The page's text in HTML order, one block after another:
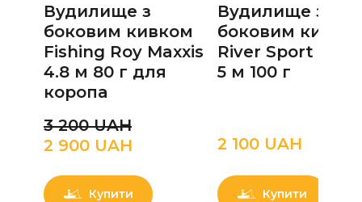
Вудилище з
боковим кивком
Fishing Roy Maxxis
4.8 м 80 г для
коропа
3 200 UAН
2 900 UAН
Купити
Вудилище з
боковим
River Sport
5 м 100 г
2 100 UAН
Купити